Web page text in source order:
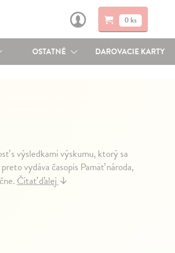
0 ks
OSTATNÉ DAROVACIE KARTY
s výsledkami výskumu, ktorý sa
vydáva časopis Pamäť národa,
Čítať ďalej↓